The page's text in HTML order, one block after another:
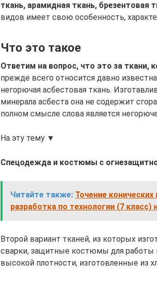
ткань, арамидная ткань, брезентовая
видов имеет свою особенность,
Что это такое
Ответим на вопрос, что это за ткани,
прежде всего относится давно
негорючая асбестовая ткань.
минерала асбеста она не содержит
полном смысле слова является
На эту тему ▼
Спецодежда и костюмы с
Читайте также: Точение
разработка по технологии (7 класс)
Второй вариант тканей, из которых
сварки, защитные костюмы для работы
высокой плотности, изготовленные из